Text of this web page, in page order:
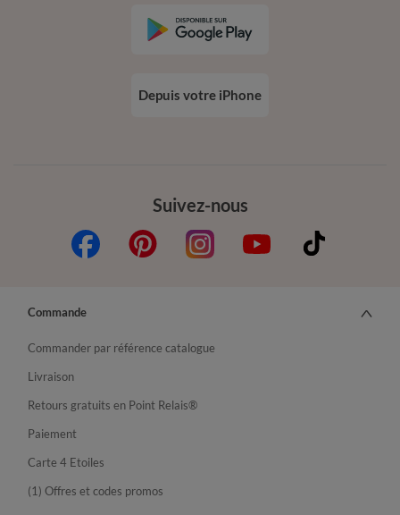
Suivez-nous
Depuis votre iPhone
Commande
Commander par référence catalogue
Livraison
Retours gratuits en Point Relais®
Paiement
Carte 4 Etoiles
(1) Offres et codes promos